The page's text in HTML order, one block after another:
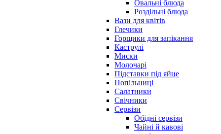
Овальні блюда
Роздільні блюда
Вази для квітів
Глечики
Горщики для запікання
Каструлі
Миски
Молочарі
Підставки під яйце
Попільниці
Салатники
Свічники
Сервізи
Обідні сервізи
Чайні й кавові